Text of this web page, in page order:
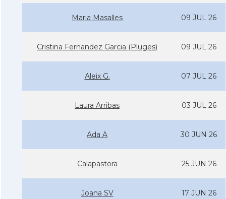
Maria Masalles 09 JUL 26
Cristina Fernandez Garcia (Pluges) 09 JUL 26
Aleix G. 07 JUL 26
Laura Arribas 03 JUL 26
Ada A 30 JUN 26
Calapastora 25 JUN 26
Joana SV 17 JUN 26